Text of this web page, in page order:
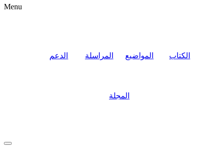
Menu
الدعم المراسلة المواضيع الكتاب
المجلة